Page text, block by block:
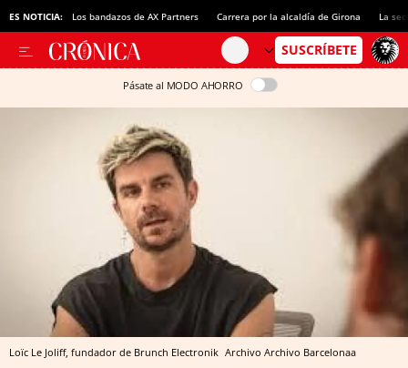
ES NOTICIA: Los bandazos de AX Partners Carrera por la alcaldía de Girona La
Pásate al MODO AHORRO
Loïc Le Joliff, fundador de Brunch Electronik Archivo Archivo Barcelonaa